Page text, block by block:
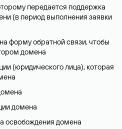
передается поддержка
(в период выполнения заявки
форму обратной связи, чтобы
домена
(юридического лица), которая
домена
освобождения домена